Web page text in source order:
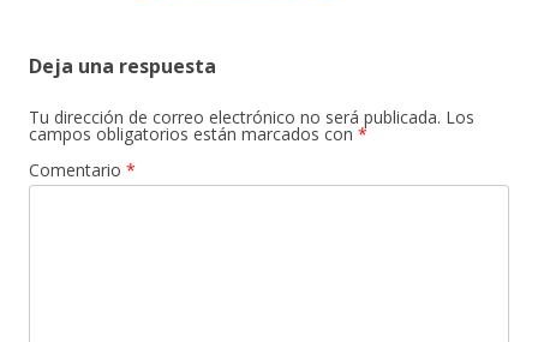
Deja una respuesta
Tu dirección de correo electrónico no será publicada. Los
campos obligatorios están marcados con *
Comentario *